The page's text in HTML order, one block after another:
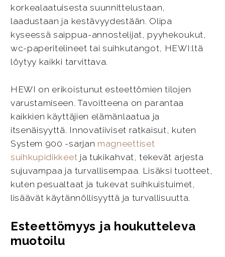
korkealaatuisesta suunnittelustaan,
laadustaan ja kestävyydestään. Olipa
kyseessä saippua-annostelijat, pyyhekoukut,
wc-paperitelineet tai suihkutangot, HEWI:ltä
löytyy kaikki tarvittava.
HEWI on erikoistunut esteettömien tilojen
varustamiseen. Tavoitteena on parantaa
kaikkien käyttäjien elämänlaatua ja
itsenäisyyttä. Innovatiiviset ratkaisut, kuten
System 900 -sarjan magneettiset
suihkupidikkeet ja tukikahvat, tekevät arjesta
sujuvampaa ja turvallisempaa. Lisäksi tuotteet,
kuten pesualtaat ja tukevat suihkuistuimet,
lisäävät käytännöllisyyttä ja turvallisuutta.
Esteettömyys ja houkutteleva
muotoilu